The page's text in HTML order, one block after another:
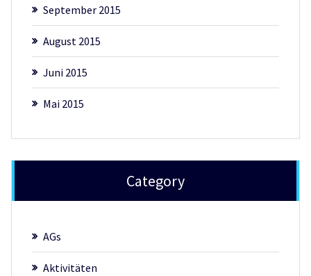
September 2015
August 2015
Juni 2015
Mai 2015
Category
AGs
Aktivitäten